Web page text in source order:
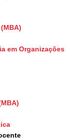
em Organizações